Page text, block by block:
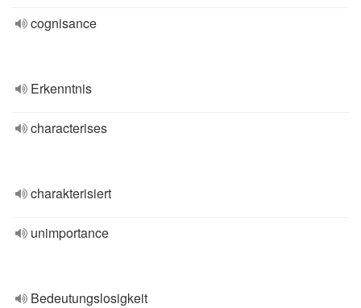
cognisance
Erkenntnis
characterises
charakterisiert
unimportance
Bedeutungslosigkeit